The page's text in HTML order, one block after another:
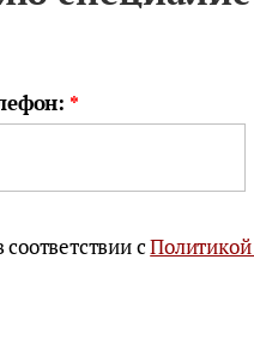
*
соответствии с